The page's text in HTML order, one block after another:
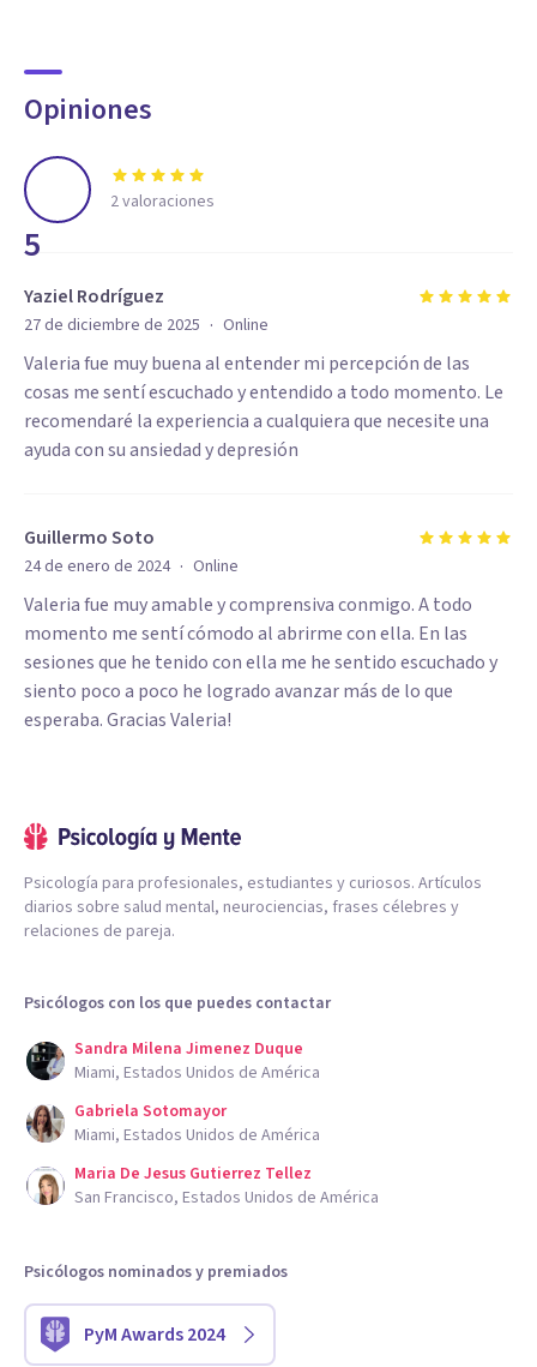
Opiniones
5
2valoraciones
Yaziel Rodríguez
27 de diciembre de 2025 · Online
Valeria fue muy buena al entender mi percepción de las
cosas me sentí escuchado y entendido a todo momento. Le
recomendaré la experiencia a cualquiera que necesite una
ayuda con su ansiedad y depresión
Guillermo Soto
24 de enero de 2024 · Online
Valeria fue muy amable y comprensiva conmigo. A todo
momento me sentí cómodo al abrirme con ella. En las
sesiones que he tenido con ella me he sentido escuchado y
siento poco a poco he logrado avanzar más de lo que
esperaba. Gracias Valeria!
Psicología para profesionales, estudiantes y curiosos. Artículos
diarios sobre salud mental, neurociencias, frases célebres y
relaciones de pareja.
Psicólogos con los que puedes contactar
Sandra Milena Jimenez Duque
Miami, Estados Unidos de América
Gabriela Sotomayor
Miami, Estados Unidos de América
Maria De Jesus Gutierrez Tellez
San Francisco, Estados Unidos de América
Psicólogos nominados y premiados
PyM Awards 2024